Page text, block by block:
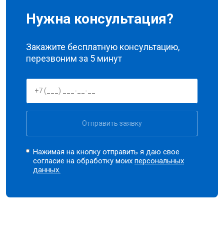
Нужна консультация?
Закажите бесплатную консультацию,
перезвоним за 5 минут
Отправить заявку
Нажимая на кнопку отправить я даю свое
согласие на обработку моихперсональных
данных.